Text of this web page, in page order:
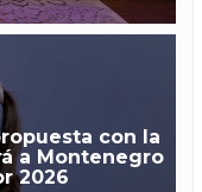
con la
a Montenegro
2026